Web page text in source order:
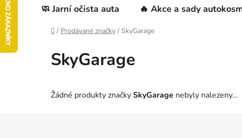
🧼 Jarní očista auta 🔥 Akce a sady
Domů
/ Prodávané značky / SkyGarage
SkyGarage
Žádné produkty značkySkyGarage nebyly nalezeny...